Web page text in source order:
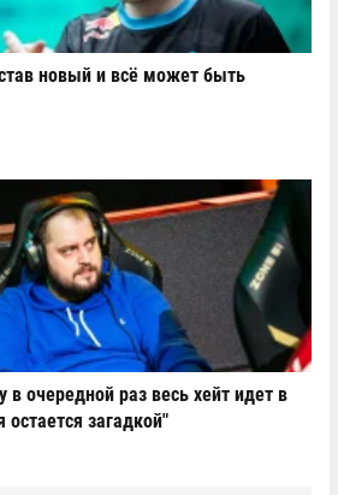
новый и всё может быть
очередной раз весь хейт идет в
остается загадкой"